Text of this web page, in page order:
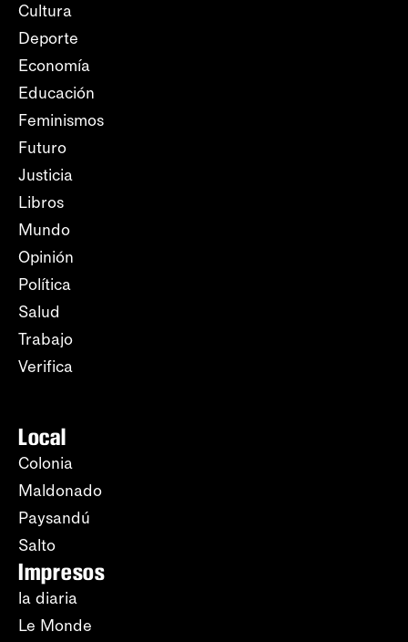
Cultura
Deporte
Economía
Educación
Feminismos
Futuro
Justicia
Libros
Mundo
Opinión
Política
Salud
Trabajo
Verifica
Local
Colonia
Maldonado
Paysandú
Salto
Impresos
la diaria
Le Monde